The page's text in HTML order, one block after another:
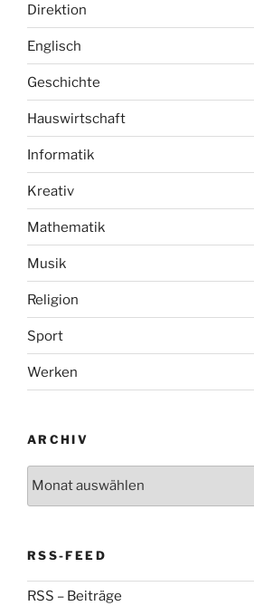
Direktion
Englisch
Geschichte
Hauswirtschaft
Informatik
Kreativ
Mathematik
Musik
Religion
Sport
Werken
ARCHIV
RSS-FEED
RSS – Beiträge